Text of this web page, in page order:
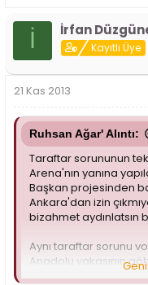
İ İrfan
Kayıtlı Üye
21 Kas 2013
Ruhsan Ağar' Alıntı:
Taraftar sorununun
Arena'nın yanına
Başkan projesinden
Ankara'dan izin
bizahmet aydınlatsın
Aynı taraftar sorunu
Anadolu yakasının
Bir tek VB maçında iyi